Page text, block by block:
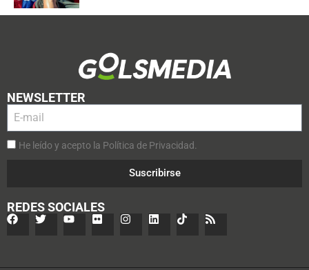
NEWSLETTER
He leído y acepto la Política de Privacidad.
Suscribirse
REDES SOCIALES